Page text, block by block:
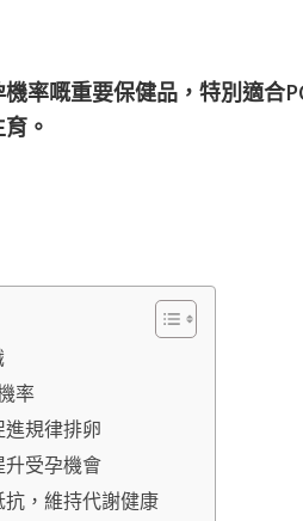
率嘅重要保健品，特別適合
。
率
規律排卵
受孕機會
，維持代謝健康